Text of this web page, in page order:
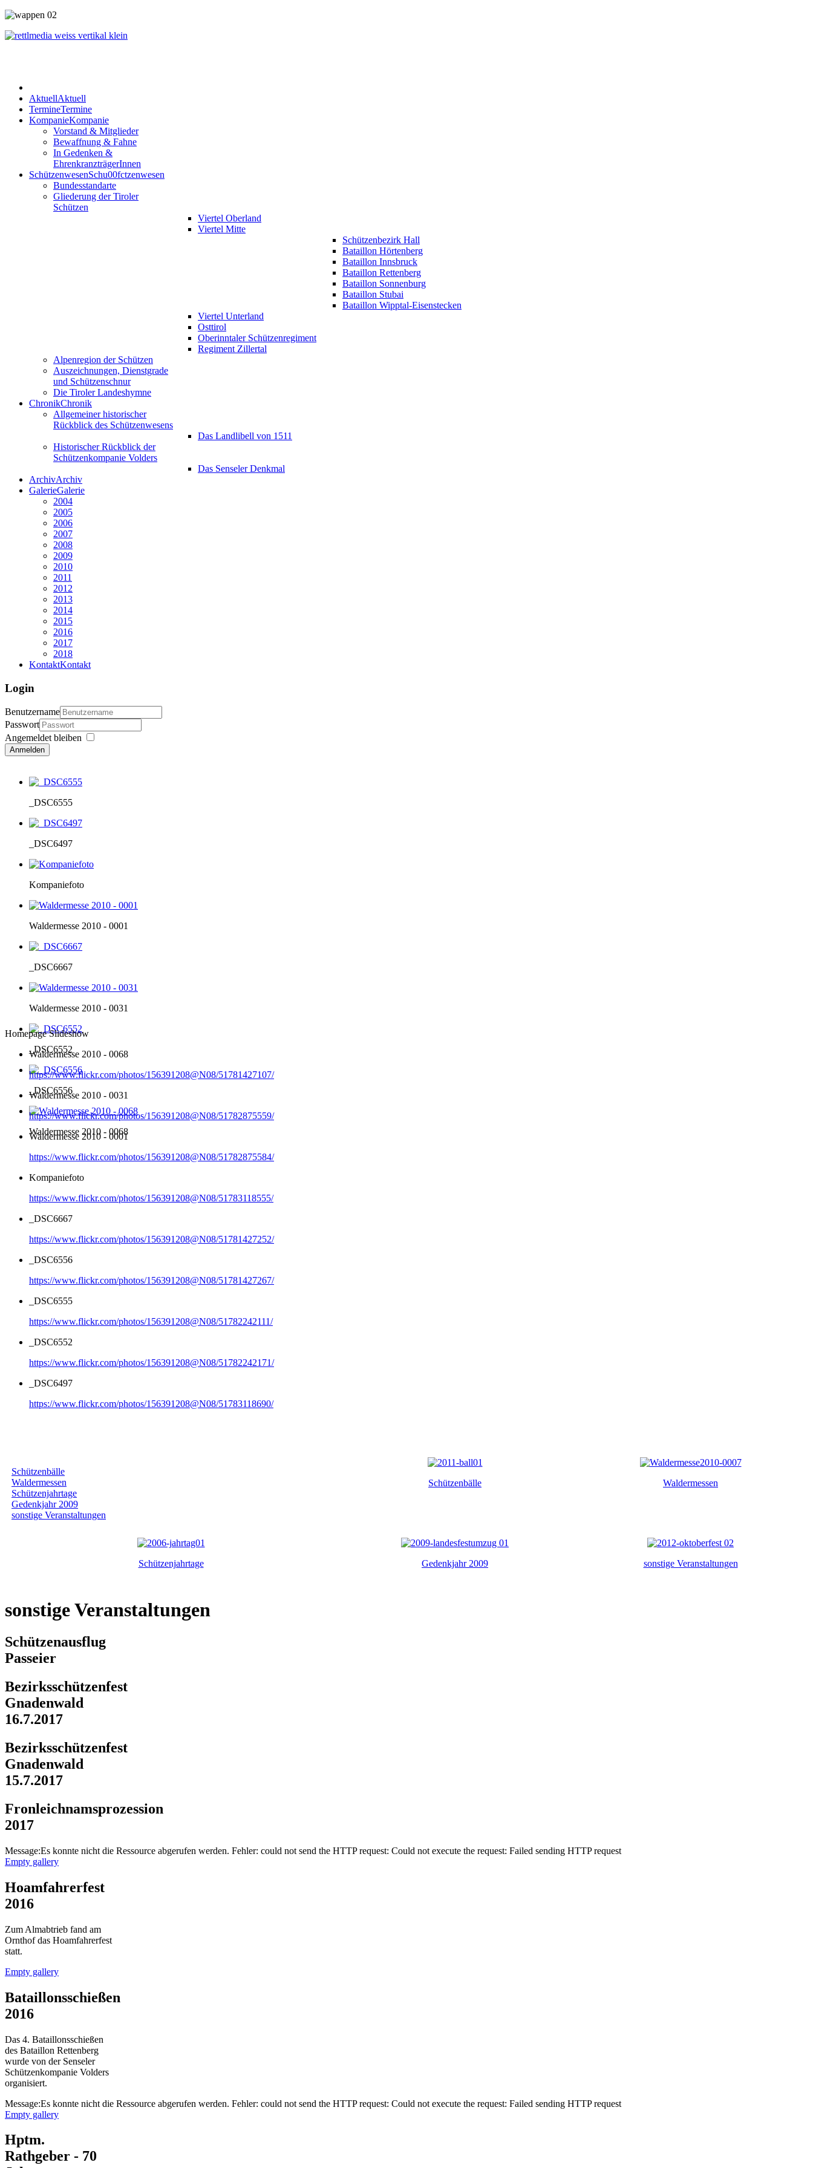
AktuellAktuell
TermineTermine
KompanieKompanie
Vorstand & Mitglieder
Bewaffnung & Fahne
In Gedenken &
EhrenkranzträgerInnen
SchützenwesenSchu00fctzenwesen
Bundesstandarte
Gliederung der Tiroler
Schützen
Viertel Oberland
Viertel Mitte
Schützenbezirk Hall
Bataillon Hörtenberg
Bataillon Innsbruck
Bataillon Rettenberg
Bataillon Sonnenburg
Bataillon Stubai
Bataillon Wipptal-Eisenstecken
Viertel Unterland
Osttirol
Oberinntaler Schützenregiment
Regiment Zillertal
Alpenregion der Schützen
Auszeichnungen, Dienstgrade
und Schützenschnur
Die Tiroler Landeshymne
ChronikChronik
Allgemeiner historischer
Rückblick des Schützenwesens
Das Landlibell von 1511
Historischer Rückblick der
Schützenkompanie Volders
Das Senseler Denkmal
ArchivArchiv
GalerieGalerie
2004
2005
2006
2007
2008
2009
2010
2011
2012
2013
2014
2015
2016
2017
2018
KontaktKontakt
Login
Benutzername
Passwort
Angemeldet bleiben
Anmelden
_DSC6555
_DSC6497
Kompaniefoto
Waldermesse 2010 - 0001
_DSC6667
Waldermesse 2010 - 0031
_DSC6552
_DSC6556
Waldermesse 2010 - 0068
Homepage Slideshow
Waldermesse 2010 - 0068
https://www.flickr.com/photos/156391208@N08/51781427107/
Waldermesse 2010 - 0031
https://www.flickr.com/photos/156391208@N08/51782875559/
Waldermesse 2010 - 0001
https://www.flickr.com/photos/156391208@N08/51782875584/
Kompaniefoto
https://www.flickr.com/photos/156391208@N08/51783118555/
_DSC6667
https://www.flickr.com/photos/156391208@N08/51781427252/
_DSC6556
https://www.flickr.com/photos/156391208@N08/51781427267/
_DSC6555
https://www.flickr.com/photos/156391208@N08/51782242111/
_DSC6552
https://www.flickr.com/photos/156391208@N08/51782242171/
_DSC6497
https://www.flickr.com/photos/156391208@N08/51783118690/
Schützenbälle
Waldermessen
Schützenjahrtage
Gedenkjahr 2009
sonstige Veranstaltungen
Schützenbälle Waldermessen
Schützenjahrtage Gedenkjahr 2009 sonstige Veranstaltungen
sonstige Veranstaltungen
Schützenausflug
Passeier
Bezirksschützenfest
Gnadenwald
16.7.2017
Bezirksschützenfest
Gnadenwald
15.7.2017
Fronleichnamsprozession
2017
Message:Es konnte nicht die Ressource abgerufen werden. Fehler: could not send the HTTP request: Could not execute the request: Failed sending HTTP request
Empty gallery
Hoamfahrerfest
2016
Zum Almabtrieb fand am
Ornthof das Hoamfahrerfest
statt.
Empty gallery
Bataillonsschießen
2016
Das 4. Bataillonsschießen
des Bataillon Rettenberg
wurde von der Senseler
Schützenkompanie Volders
organisiert.
Message:Es konnte nicht die Ressource abgerufen werden. Fehler: could not send the HTTP request: Could not execute the request: Failed sending HTTP request
Empty gallery
Hptm.
Rathgeber - 70